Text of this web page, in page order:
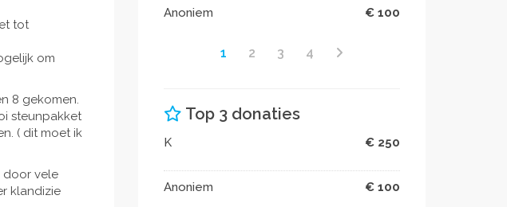
tot
om
8 gekomen.
steunpakket
( dit moet ik
door vele
klandizie
Anoniem € 100
1 2 3 4
Top 3 donaties
K € 250
Anoniem € 100